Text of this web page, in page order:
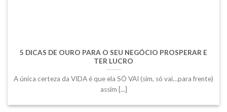
5 DICAS DE OURO PARA O SEU NEGÓCIO PROSPERAR E
TER LUCRO
A única certeza da VIDA é que ela SÓ VAI (sim, só vai…para frente)
assim [...]